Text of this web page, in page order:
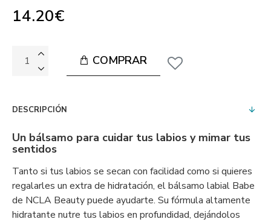
14.20€
COMPRAR
DESCRIPCIÓN
Un bálsamo para cuidar tus labios y mimar tus
sentidos
Tanto si tus labios se secan con facilidad como si quieres
regalarles un extra de hidratación, el bálsamo labial Babe
de NCLA Beauty puede ayudarte. Su fórmula altamente
hidratante nutre tus labios en profundidad, dejándolos